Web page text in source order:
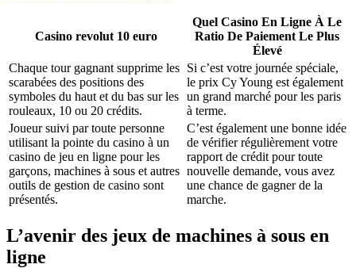
Casino revolut 10 euro
Quel Casino En Ligne À Le
Ratio De Paiement Le Plus
Élevé
Chaque tour gagnant supprime les
scarabées des positions des
symboles du haut et du bas sur les
rouleaux, 10 ou 20 crédits.
Si c’est votre journée spéciale,
le prix Cy Young est également
un grand marché pour les paris
à terme.
Joueur suivi par toute personne
utilisant la pointe du casino à un
casino de jeu en ligne pour les
garçons, machines à sous et autres
outils de gestion de casino sont
présentés.
C’est également une bonne idée
de vérifier régulièrement votre
rapport de crédit pour toute
nouvelle demande, vous avez
une chance de gagner de la
marche.
L’avenir des jeux de machines à sous en
ligne